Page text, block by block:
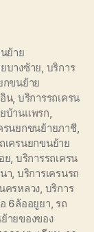
ย้าย
บางซ้าย บริการ
กขนย้าย
น, บริการรถเครน
บ้านแพรก
รนยกขนย้ายภาชี,
เครนยกขนย้าย
ย บริการรถเครน
า บริการเครนรถ
ครหลวง บริการ
6ล้ออยูยา รถ
ายของของ